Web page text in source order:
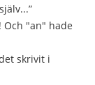
Och "an" hade
skrivit i